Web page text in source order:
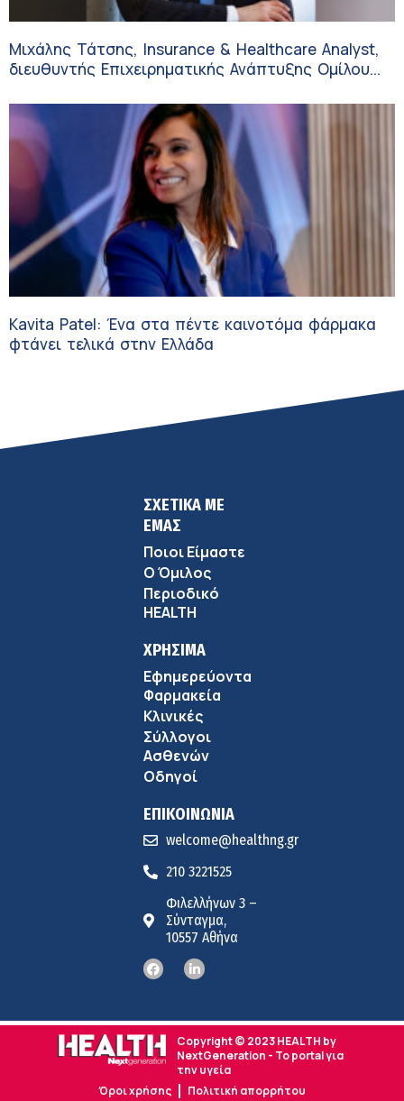
Μιχάλης Τάτσης, Insurance & Healthcare Analyst,
διευθυντής Επιχειρηματικής Ανάπτυξης Ομίλου
Kavita Patel: Ένα στα πέντε καινοτόμα φάρμακα
φτάνει τελικά στην Ελλάδα
ΣΧΕΤΙΚΑ ΜΕ
ΕΜΑΣ
Ποιοι Είμαστε
Ο Όμιλος
Περιοδικό
HEALTH
ΧΡΗΣΙΜΑ
Εφημερεύοντα
Φαρμακεία
Κλινικές
Σύλλογοι
Ασθενών
Οδηγοί
ΕΠΙΚΟΙΝΩΝΙΑ
welcome@healthng.gr
210 3221525
Φιλελλήνων 3 –
Σύνταγμα,
10557 Αθήνα
Copyright © 2023 HEALTH by
NextGeneration - Το portal για
την υγεία
Όροι χρήσης
Πολιτική απορρήτου